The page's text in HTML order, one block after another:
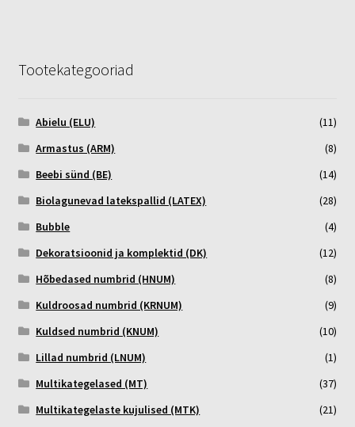
Tootekategooriad
Abielu (ELU)
(11)
Armastus (ARM)
(8)
Beebi sünd (BE)
(14)
Biolagunevad latekspallid (LATEX)
(28)
Bubble
(4)
Dekoratsioonid ja komplektid (DK)
(12)
Hõbedased numbrid (HNUM)
(8)
Kuldroosad numbrid (KRNUM)
(9)
Kuldsed numbrid (KNUM)
(10)
Lillad numbrid (LNUM)
(1)
Multikategelased (MT)
(37)
Multikategelaste kujulised (MTK)
(21)